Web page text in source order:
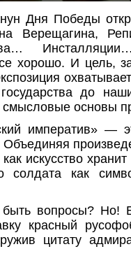
Дня Победы
Верещагина,
хорошо. И цель,
до
основы
императив» —
искусство
солдата как
быть вопросы? Но!
красный
цитату